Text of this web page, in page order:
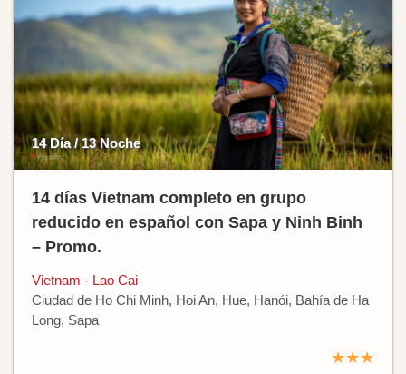
14 Día / 13 Noche
14 días Vietnam completo en grupo
reducido en español con Sapa y Ninh Binh
– Promo.
Vietnam - Lao Cai
Ciudad de Ho Chi Minh, Hoi An, Hue, Hanói, Bahía de Ha
Long, Sapa
★★★